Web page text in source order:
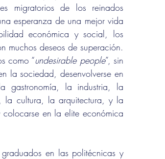
migratorios de los reinados
esperanza de una mejor vida
económica y social, los
muchos deseos de superación.
como “undesirable people”, sin
la sociedad, desenvolverse en
gastronomía, la industria, la
cultura, la arquitectura, y la
en la elite económica
en las politécnicas y